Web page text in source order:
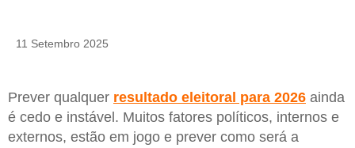
11 Setembro 2025
Prever qualquer resultado eleitoral para 2026 ainda
é cedo e instável. Muitos fatores políticos, internos e
externos, estão em jogo e prever como será a